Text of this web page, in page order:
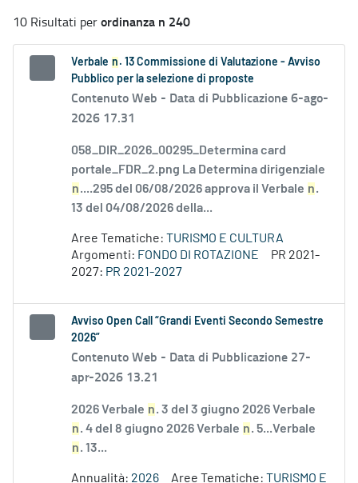
10 Risultati perordinanza n 240
Verbale n . 13 Commissione di Valutazione - Avviso
Pubblico per la selezione di proposte
Contenuto Web - Data di Pubblicazione 6-ago-
2026 17.31
058_DIR_2026_00295_Determina card
portale_FDR_2.png La Determina dirigenziale
n....295 del 06/08/2026 approva il Verbale n.
13 del 04/08/2026 della...
Aree Tematiche: TURISMO E CULTURA
Argomenti: FONDO DI ROTAZIONE
PR 2021-
2027: PR 2021-2027
Avviso Open Call “Grandi Eventi Secondo Semestre
2026”
Contenuto Web - Data di Pubblicazione 27-
apr-2026 13.21
2026 Verbale n. 3 del 3 giugno 2026 Verbale
n. 4 del 8 giugno 2026 Verbale n. 5...Verbale
n. 13...
Annualità: 2026 Aree Tematiche: TURISMO E